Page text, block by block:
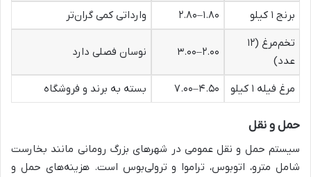
برنج ۱ کیلو
۱.۸۰–۲.۸۰
وارداتی کمی گران‌تر
تخم‌مرغ (۱۲
عدد)
۲.۰۰–۳.۰۰ نوسان فصلی دارد
مرغ فیله ۱ کیلو ۴.۵۰–۷.۰۰ بسته به برند و فروشگاه
حمل و نقل
سیستم حمل و نقل عمومی در شهرهای بزرگ رومانی مانند بخارست
شامل مترو، اتوبوس، تراموا و ترولی‌بوس است. هزینه‌های حمل و